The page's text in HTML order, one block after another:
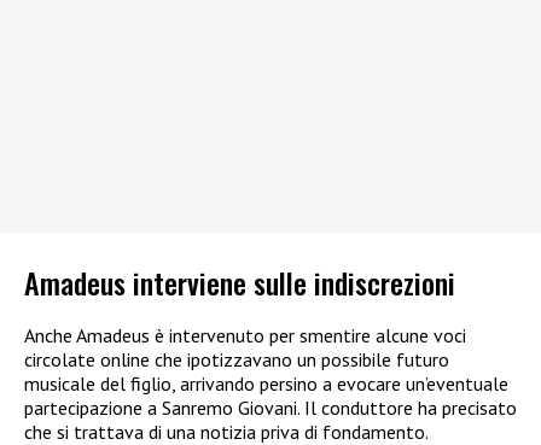
Amadeus interviene sulle indiscrezioni
Anche Amadeus è intervenuto per smentire alcune voci
circolate online che ipotizzavano un possibile futuro
musicale del figlio, arrivando persino a evocare un’eventuale
partecipazione a Sanremo Giovani. Il conduttore ha precisato
che si trattava di una notizia priva di fondamento.